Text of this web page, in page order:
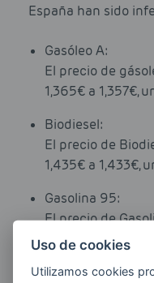
España han sido
Gasóleo A:
El precio de
1,365€ a 1,357€,
Biodiesel:
El precio de
1,435€ a 1,433€,
Gasolina 95:
El precio de
1,445€ a 1,437€,
Gasolina 98:
Uso de cookies
Utilizamos cookies